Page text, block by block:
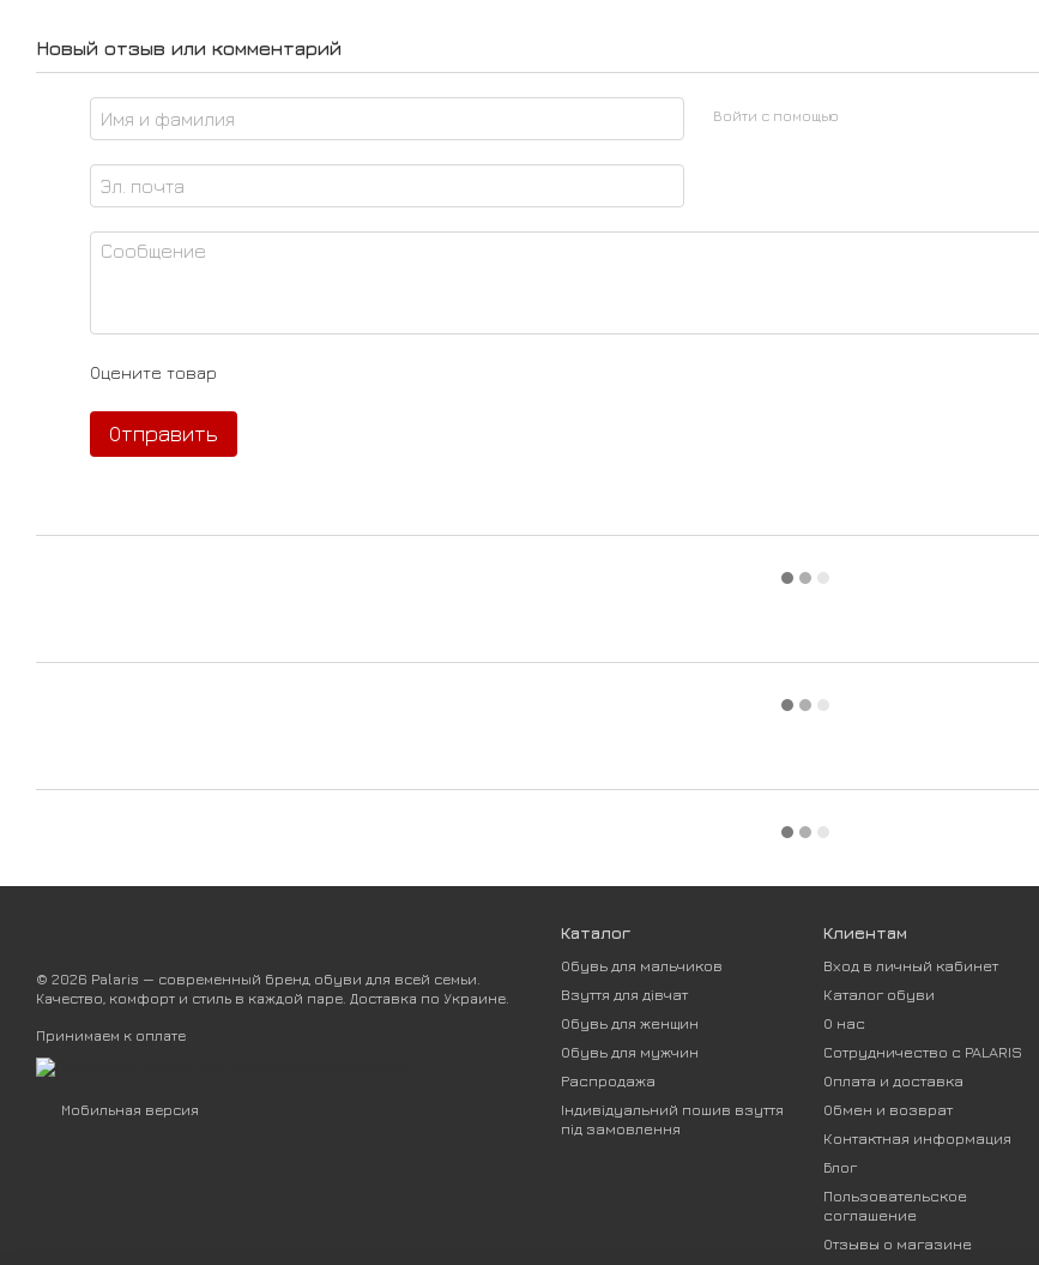
Новый отзыв или комментарий
Войти с помощью
Оцените товар
Отправить
© 2026 Palaris — современный бренд обуви для всей семьи.
Качество, комфорт и стиль в каждой паре. Доставка по Украине.
Принимаем к оплате
Мобильная версия
Каталог
Обувь для мальчиков
Взуття для дівчат
Обувь для женщин
Обувь для мужчин
Распродажа
Індивідуальний пошив взуття
під замовлення
Клиентам
Вход в личный кабинет
Каталог обуви
О нас
Сотрудничество с PALARIS
Оплата и доставка
Обмен и возврат
Контактная информация
Блог
Пользовательское
соглашение
Отзывы о магазине